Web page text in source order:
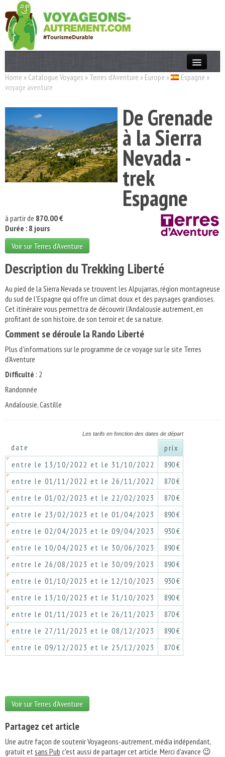
Actualités
Destinations
Acteurs
Thèmes
Home » Catalogue Voyages » Terres d'Aventure » Europe » Espagne »
voyage aventure
De Grenade
à la Sierra
Nevada -
trek
Espagne
à partir de 870.00 €
Durée : 8 jours
Voir sur Terres d'Aventure
Description du Trekking Liberté
Au pied de la Sierra Nevada se trouvent les Alpujarras, région montagneuse
du sud de l'Espagne qui offre un climat doux et des paysages grandioses.
Cet itinéraire vous permettra de découvrir l'Andalousie autrement, en
profitant de son histoire, de son terroir et de sa nature.
Comment se déroule la Rando Liberté
Plus d'informations sur le programme de ce voyage sur le site Terres
d'Aventure
Difficulté : 2
Randonnée
Andalousie, Castille
Les tarifs en fonction des dates de départ
date
prix
entre le 13/10/2022 et le 31/10/2022
890 €
entre le 01/11/2022 et le 26/11/2022
870 €
entre le 01/02/2023 et le 22/02/2023
870 €
entre le 23/02/2023 et le 01/04/2023
890 €
entre le 02/04/2023 et le 09/04/2023
930 €
entre le 10/04/2023 et le 30/06/2023
890 €
entre le 26/08/2023 et le 30/09/2023
890 €
entre le 01/10/2023 et le 12/10/2023
930 €
entre le 13/10/2023 et le 31/10/2023
890 €
entre le 01/11/2023 et le 26/11/2023
870 €
entre le 27/11/2023 et le 08/12/2023
890 €
entre le 09/12/2023 et le 25/12/2023
870 €
Voir sur Terres d'Aventure
Partagez cet article
Une autre façon de soutenir Voyageons-autrement, média indépendant,
gratuit etsans Pub c'est aussi de partager cet article. Merci d'avance 😉